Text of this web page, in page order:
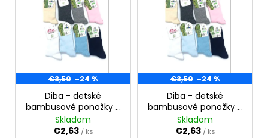
€3,50 –24 %
Diba - detské
bambusové ponožky -
veľ.20-22, EU 1
Skladom
€2,63 / ks
€3,50 –24 %
Diba - detské
bambusové ponožky -
veľ.17-19, EU 0
Skladom
€2,63 / ks
o
r